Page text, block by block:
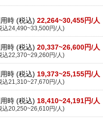
時 (税込) 22,264~30,455円/人
込24,490~33,500円/人)
時 (税込) 20,337~26,600円/人
込22,370~29,260円/人)
時 (税込) 19,373~25,155円/人
込21,310~27,670円/人)
時 (税込) 18,410~24,191円/人
込20,250~26,610円/人)